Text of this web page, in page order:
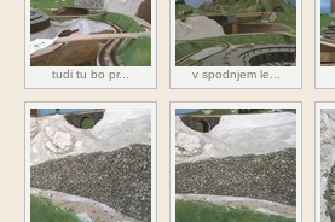
tudi tu bo pr... v spodnjem le...